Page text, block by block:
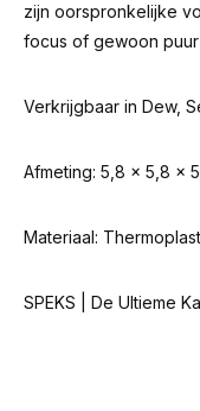
zijn oorspronkelijke
focus of gewoon
Verkrijgbaar in Dew,
Afmeting: 5,8 x 5,8 x
Materiaal:
SPEKS | De Ultieme